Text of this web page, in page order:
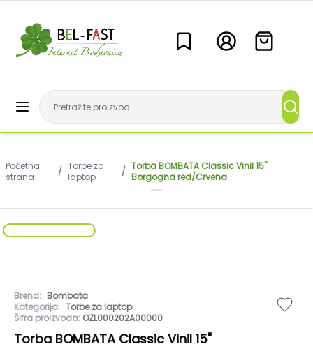
Početna
strana
/ Torbe za
laptop
/ Torba BOMBATA Classic Vinil 15"
Borgogna red/Crvena
Brend: Bombata
Kategorija: Torbe za laptop
Šifra proizvoda: OZL000202A00000
Torba BOMBATA Classic Vinil 15"